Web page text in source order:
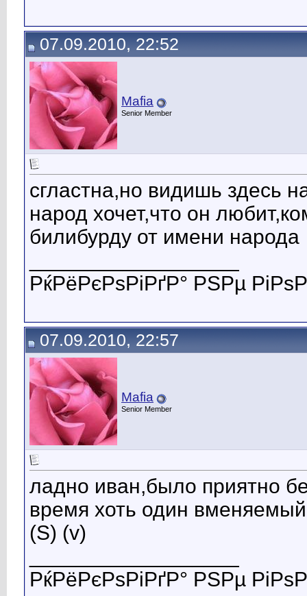
07.09.2010, 22:52
Mafia
Senior Member
сгластна,но видишь здесь
народ хочет,что он
билибурду от имени народа
РќРёРєРѕРіРґР° РЅРµ
07.09.2010, 22:57
Mafia
Senior Member
ладно иван,было приятно
время хоть один
(S) (v)
РќРёРєРѕРіРґР° РЅРµ